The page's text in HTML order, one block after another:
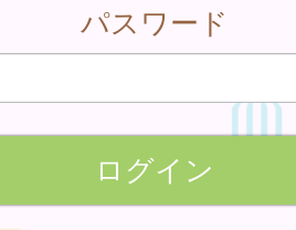
パスワード